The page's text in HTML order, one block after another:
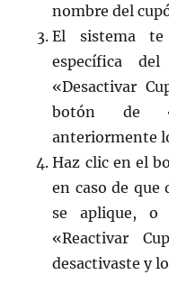
nombre del
El sistema
específica
«Desactivar
botón de
anteriormente
Haz clic en el
en caso de que
se aplique,
«Reactivar
desactivaste y